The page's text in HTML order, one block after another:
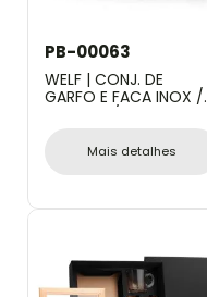
PB-00063
WELF | CONJ. DE
GARFO E FACA INOX /
MADEIRA / BAMBU COM
Mais detalhes